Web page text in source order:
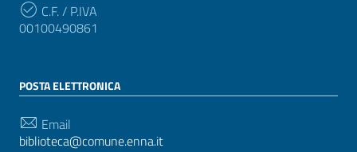
C.F. / P.IVA
00100490861
POSTA ELETTRONICA
Email
biblioteca@comune.enna.it